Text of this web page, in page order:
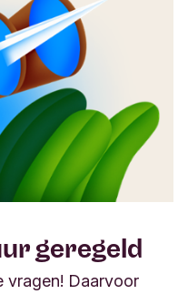
geregeld
vragen! Daarvoor